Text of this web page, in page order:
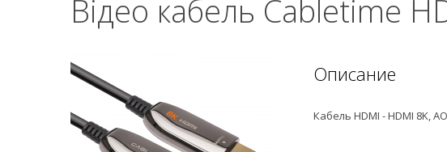
Відео кабель Cabletime
Описание
Кабель HDMI - HDMI 8K,